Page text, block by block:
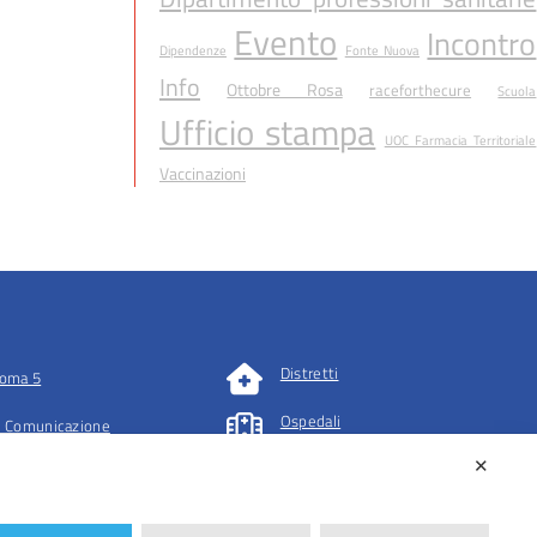
Dipendenze Evento Fonte Nuova Incontro
Info Ottobre Rosa raceforthecure Scuola
Ufficio stampa UOC Farmacia Territoriale
Vaccinazioni
5
Comunicazione
Distretti
Ospedali
✕